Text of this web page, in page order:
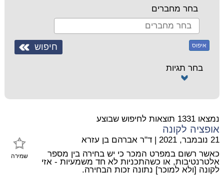
בחר מחברים
איפוס
בחר תגיות
נמצאו 1331 תוצאות לחיפוש שבוצע
אופציה לקונה
שמירה
21 נובמבר, 2021 | ד"ר אברהם בן עזרא
כאשר רשום במפרט המכר כי יש בחירה בין מספר
אלטרנטיבות, או כשהתכניות לא חד משמעיות - אזי
לקונה [ולא למוכר] נתונה זכות הבחירה.